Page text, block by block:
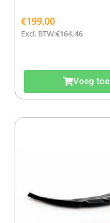
€199,00
Excl. BTW:€164,46
Voeg toe